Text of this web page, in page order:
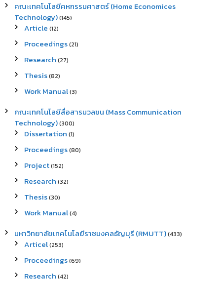
คณะเทคโนโลยีคหกรรมศาสตร์ (Home Economices
Technology)(145)
Article (12)
Proceedings(21)
Research (27)
Thesis(82)
Work Manual(3)
คณะเทคโนโลยีสื่อสารมวลชน (Mass Communication
Technology)(300)
Dissertation (1)
Proceedings(80)
Project(152)
Research (32)
Thesis(30)
Work Manual(4)
มหาวิทยาลัยเทคโนโลยีราชมงคลธัญบุรี (RMUTT)(433)
Articel(253)
Proceedings(69)
Research (42)